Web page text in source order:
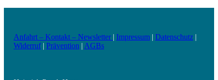
Anfahrt – Kontakt – Newsletter | Impressum | Datenschutz |
Widerruf| Prävention | AGBs